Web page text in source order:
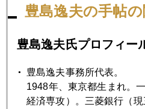
なお、週刊エコノミスト誌に寄
学 ロシアが公的購入を突如停
economist.mainichi.jp/articles/
#cxrecs_s
豊島逸夫の手帖
豊島逸夫氏プロフィー
豊島逸夫事務所代表。
1948年、東京都生まれ。
経済専攻）。三菱銀行（現